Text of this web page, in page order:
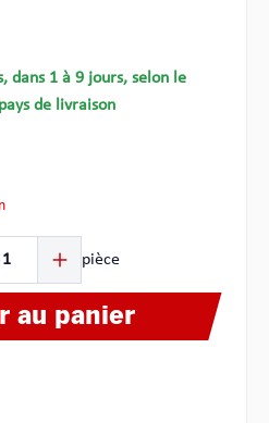
dans 1 à 9 jours, selon le
de livraison
pièce
au panier